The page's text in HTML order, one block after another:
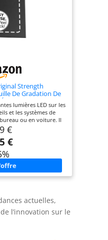
Strength
De Gradation De
Et Plus
80% De La Lumière,
Minimal.
lumières LED sur les
et les systèmes de
ou en voiture. Il
de 22cm x 9cm’
Il fonctionne pour des
aucun résidu collant
Facile à utiliser :
simplement.
€
€
actuelles,
l’innovation sur le